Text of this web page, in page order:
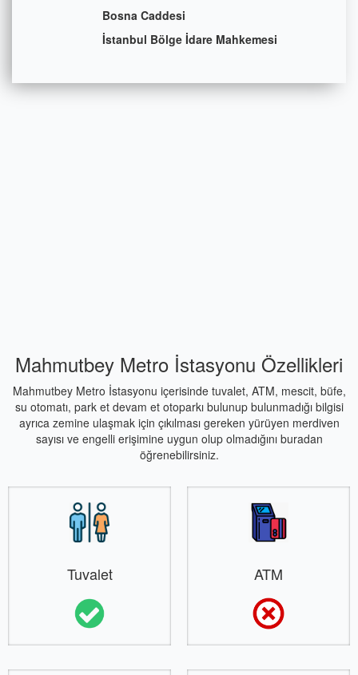
Bosna Caddesi
İstanbul Bölge İdare Mahkemesi
Mahmutbey Metro İstasyonu Özellikleri
Mahmutbey Metro İstasyonu içerisinde tuvalet, ATM, mescit, büfe,
su otomatı, park et devam et otoparkı bulunup bulunmadığı bilgisi
ayrıca zemine ulaşmak için çıkılması gereken yürüyen merdiven
sayısı ve engelli erişimine uygun olup olmadığını buradan
öğrenebilirsiniz.
Tuvalet ATM